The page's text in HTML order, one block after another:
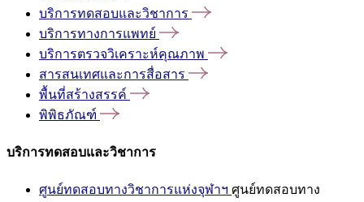
บริการทดสอบและวิชาการ
บริการทางการแพทย์
บริการตรวจวิเคราะห์คุณภาพ
สารสนเทศและการสื่อสาร
พื้นที่สร้างสรรค์
พิพิธภัณฑ์
บริการทดสอบและวิชาการ
ศูนย์ทดสอบทางวิชาการแห่งจุฬาฯ ศูนย์ทดสอบทาง